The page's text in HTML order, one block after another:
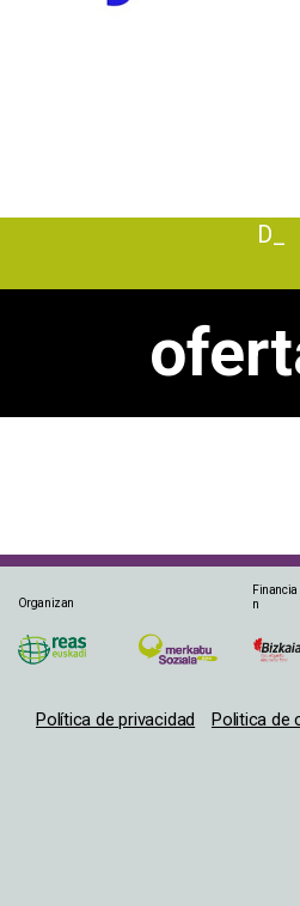
Desc_
Organizan
Financia
n
Política de privacidad Politica de